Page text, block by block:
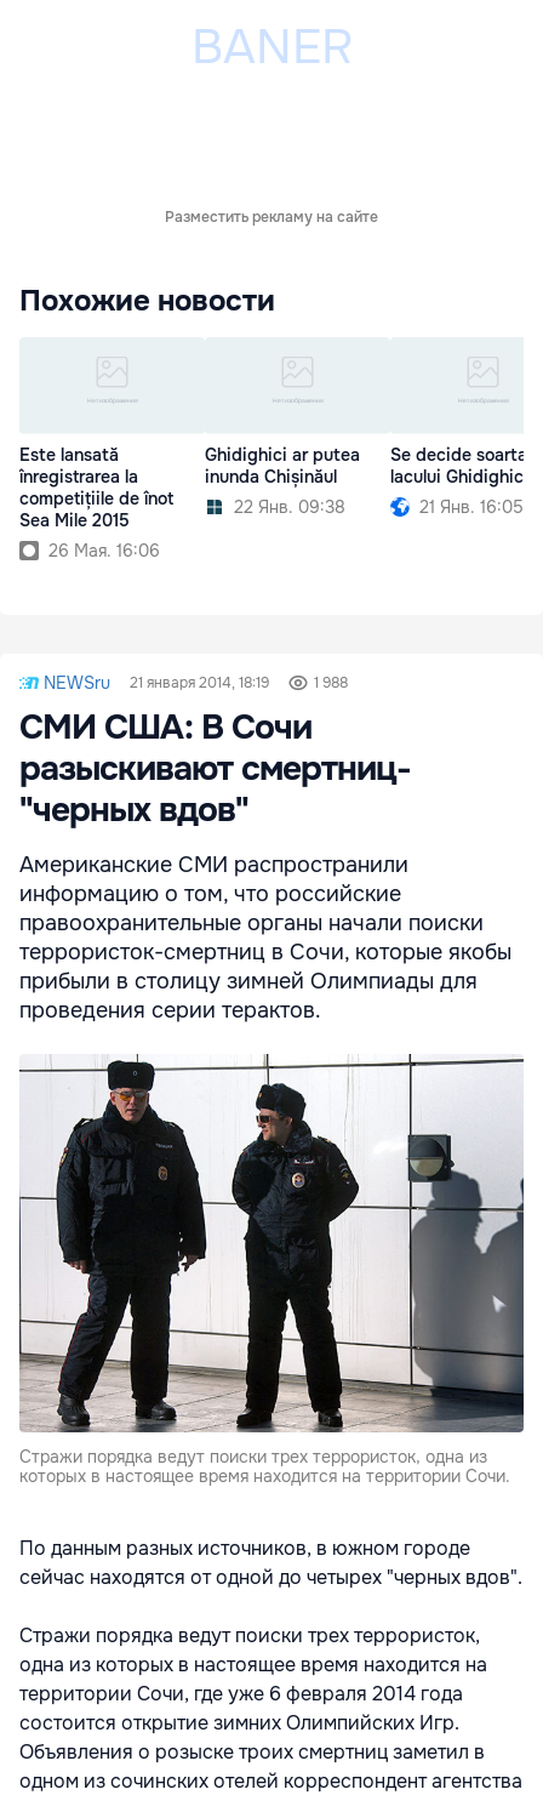
Разместить рекламу на сайте
Похожие новости
Este lansată
înregistrarea la
competițiile de înot
Sea Mile 2015
26 Мая. 16:06
Ghidighici ar putea
inunda Chișinăul
22 Янв. 09:38
Se decide soarta
lacului Ghidighici
21 Янв. 16:05
NEWSru 21 января 2014, 18:19 1 988
СМИ США: В Сочи
разыскивают смертниц-
"черных вдов"
Американские СМИ распространили
информацию о том, что российские
правоохранительные органы начали поиски
террористок-смертниц в Сочи, которые якобы
прибыли в столицу зимней Олимпиады для
проведения серии терактов.
Стражи порядка ведут поиски трех террористок, одна из
которых в настоящее время находится на территории Сочи.
По данным разных источников, в южном городе
сейчас находятся от одной до четырех "черных вдов".
Стражи порядка ведут поиски трех террористок,
одна из которых в настоящее время находится на
территории Сочи, где уже 6 февраля 2014 года
состоится открытие зимних Олимпийских Игр.
Объявления о розыске троих смертниц заметил в
одном из сочинских отелей корреспондент агентства